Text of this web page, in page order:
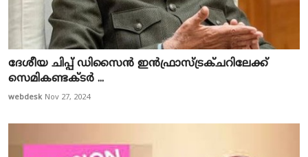
ദേശീയ ചിപ്പ് ഡിസൈൻ ഇൻഫ്രാസ്ട്രക്ചറിലേക്ക്
സെമികണ്ടക്ടർ ...
webdesk Nov 27, 2024